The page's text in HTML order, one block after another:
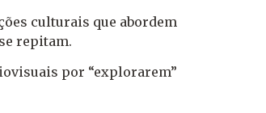
culturais que abordem
repitam.
por “explorarem”